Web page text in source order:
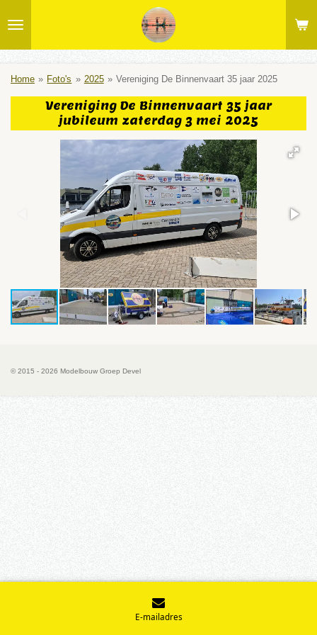
direct
hoofdinhoud
Home » Foto's » 2025 » Vereniging De Binnenvaart 35 jaar 2025
Vereniging De Binnenvaart 35 jaar
jubileum zaterdag 3 mei 2025
© 2015 - 2026 Modelbouw Groep Devel
E-mailadres